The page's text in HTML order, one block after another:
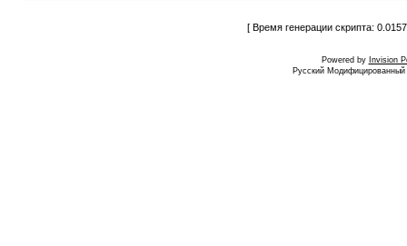
[ Время генерации скрипта:
Powered by Invision
Русский